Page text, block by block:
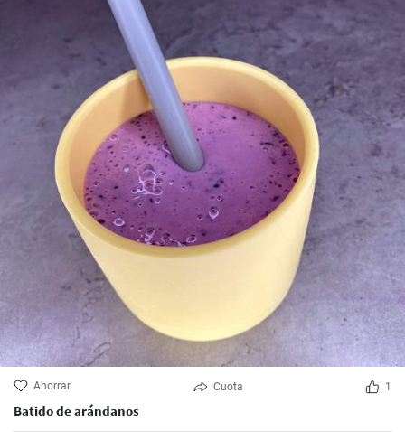
Ahorrar Cuota 1
Batido de arándanos